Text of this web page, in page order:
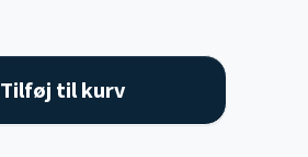
Tilføj til kurv